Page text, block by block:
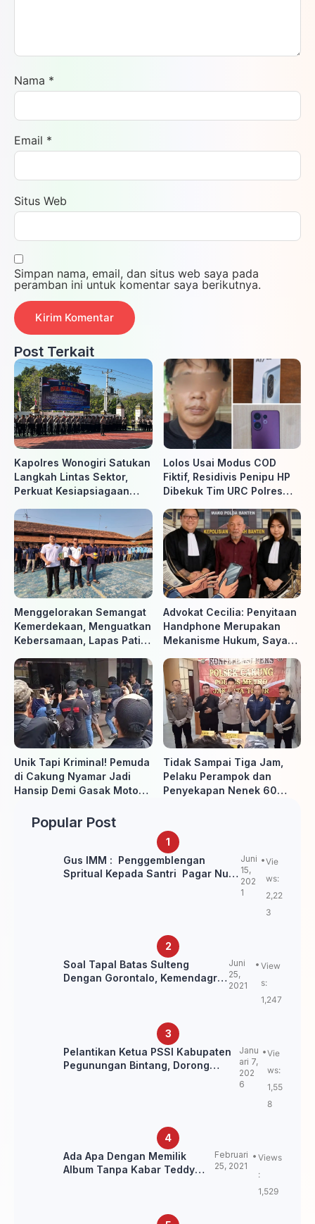
Nama *
Email *
Situs Web
Simpan nama, email, dan situs web saya pada
peramban ini untuk komentar saya berikutnya.
Post Terkait
Kapolres Wonogiri Satukan
Langkah Lintas Sektor,
Perkuat Kesiapsiagaan
Lolos Usai Modus COD
Fiktif, Residivis Penipu HP
Dibekuk Tim URC Polres
Menggelorakan Semangat
Kemerdekaan, Menguatkan
Kebersamaan, Lapas Pati
ke-81 RI, Warga Binaan
Antusias Ikuti Berbagai
Perlombaan
Advokat Cecilia: Penyitaan
Handphone Merupakan
Mekanisme Hukum, Saya
Diminta Penyidik dan Tidak
perlu takut
Unik Tapi Kriminal! Pemuda
di Cakung Nyamar Jadi
Hansip Demi Gasak Motor
Tidak Sampai Tiga Jam,
Pelaku Perampok dan
Penyekapan Nenek 60
Popular Post
Gus IMM : Penggemblengan
Spritual Kepada Santri Pagar Nusa
Juni
15,
202
1
Vie
ws:
2,22
3
Soal Tapal Batas Sulteng
Dengan Gorontalo, Kemendagri:
Juni
25,
2021
View
s:
1,247
Pelantikan Ketua PSSI Kabupaten
Pegunungan Bintang, Dorong
Janu
ari 7,
202
6
Vie
ws:
1,55
8
Ada Apa Dengan Memilik
Album Tanpa Kabar Teddy
Februari
25, 2021
Views
:
1,529